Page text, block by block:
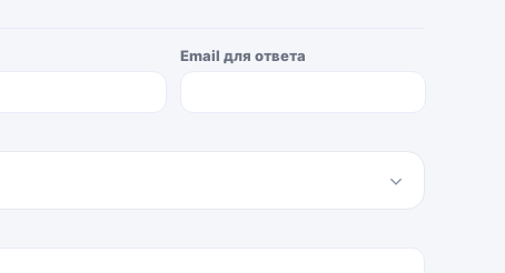
Email для ответа